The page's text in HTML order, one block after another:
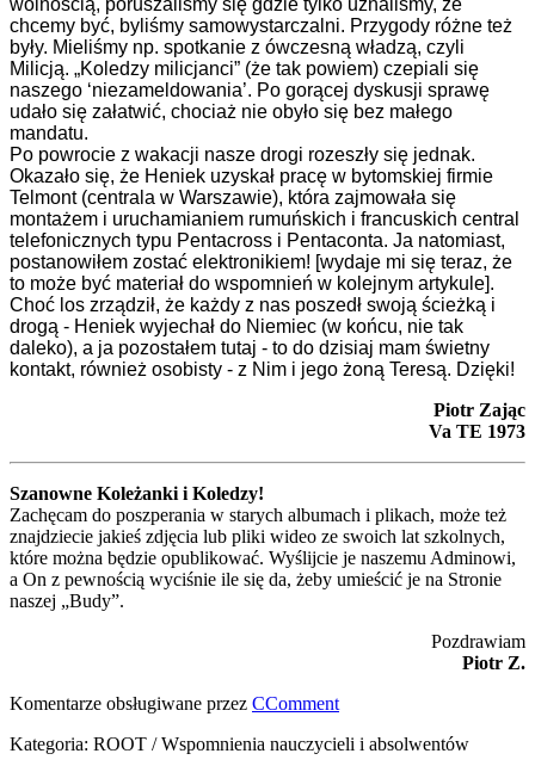
chcemy być, byliśmy samowystarczalni. Przygody różne też
były. Mieliśmy np. spotkanie z ówczesną władzą, czyli
Milicją. „Koledzy milicjanci” (że tak powiem) czepiali się
naszego ‘niezameldowania’. Po gorącej dyskusji sprawę
udało się załatwić, chociaż nie obyło się bez małego
mandatu.
Po powrocie z wakacji nasze drogi rozeszły się jednak.
Okazało się, że Heniek uzyskał pracę w bytomskiej firmie
Telmont (centrala w Warszawie), która zajmowała się
montażem i uruchamianiem rumuńskich i francuskich central
telefonicznych typu Pentacross i Pentaconta. Ja natomiast,
postanowiłem zostać elektronikiem! [wydaje mi się teraz, że
to może być materiał do wspomnień w kolejnym artykule].
Choć los zrządził, że każdy z nas poszedł swoją ścieżką i
drogą - Heniek wyjechał do Niemiec (w końcu, nie tak
daleko), a ja pozostałem tutaj - to do dzisiaj mam świetny
kontakt, również osobisty - z Nim i jego żoną Teresą. Dzięki!
Piotr Zając
Va TE 1973
Szanowne Koleżanki i Koledzy!
Zachęcam do poszperania w starych albumach i plikach, może też
znajdziecie jakieś zdjęcia lub pliki wideo ze swoich lat szkolnych,
które można będzie opublikować. Wyślijcie je naszemu Adminowi,
a On z pewnością wyciśnie ile się da, żeby umieścić je na Stronie
naszej „Budy”.
Pozdrawiam
Piotr Z.
Komentarze obsługiwane przez CComment
Kategoria: ROOT /Wspomnienia nauczycieli i absolwentów